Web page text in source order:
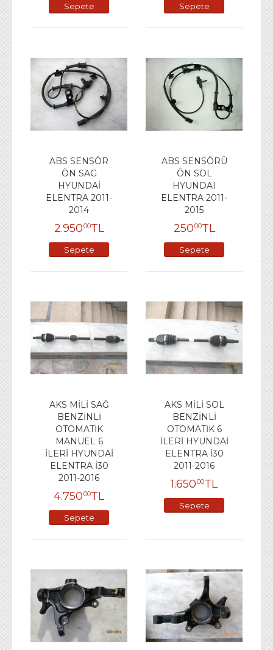
Sepete
Sepete
ABS SENSÖR
ÖN SAG
HYUNDAİ
ELENTRA 2011-
2014
2.95000TL
Sepete
ABS SENSÖRÜ
ÖN SOL
HYUNDAI
ELENTRA 2011-
2015
25000TL
Sepete
AKS MİLİ SAĞ
BENZİNLİ
OTOMATİK
MANUEL 6
İLERİ HYUNDAİ
ELENTRA İ30
2011-2016
4.75000TL
Sepete
AKS MİLİ SOL
BENZİNLİ
OTOMATİK 6
İLERİ HYUNDAİ
ELENTRA İ30
2011-2016
1.65000TL
Sepete